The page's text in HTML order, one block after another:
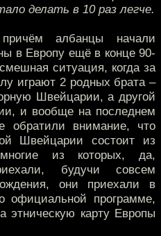
делать в 10 раз легче.
албанцы начали
в Европу ещё в конце 90-
ситуация, когда за
играют 2 родных брата –
Швейцарии, а другой
и вообще на последнем
обратили внимание, что
Швейцарии состоит из
из которых, да,
будучи совсем
они приехали в
программе,
этническую карту Европы